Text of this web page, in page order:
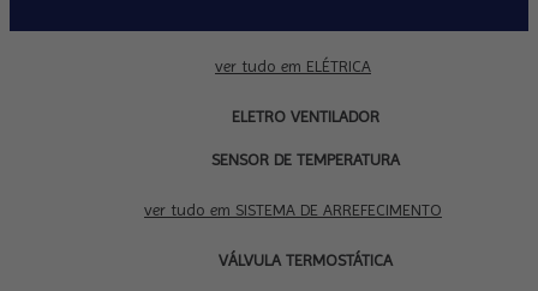
ver tudo em ELÉTRICA
ELETRO VENTILADOR
SENSOR DE TEMPERATURA
ver tudo em SISTEMA DE ARREFECIMENTO
VÁLVULA TERMOSTÁTICA